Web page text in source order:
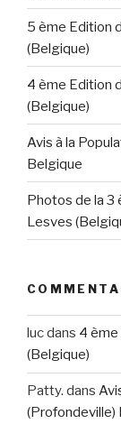
5 ème Edition
(Belgique)
4 ème Edition
(Belgique)
Avis à la
Belgique
Photos de la 3
Lesves
lucdans 4
(Belgique)
Patty. dans
(Profondeville)